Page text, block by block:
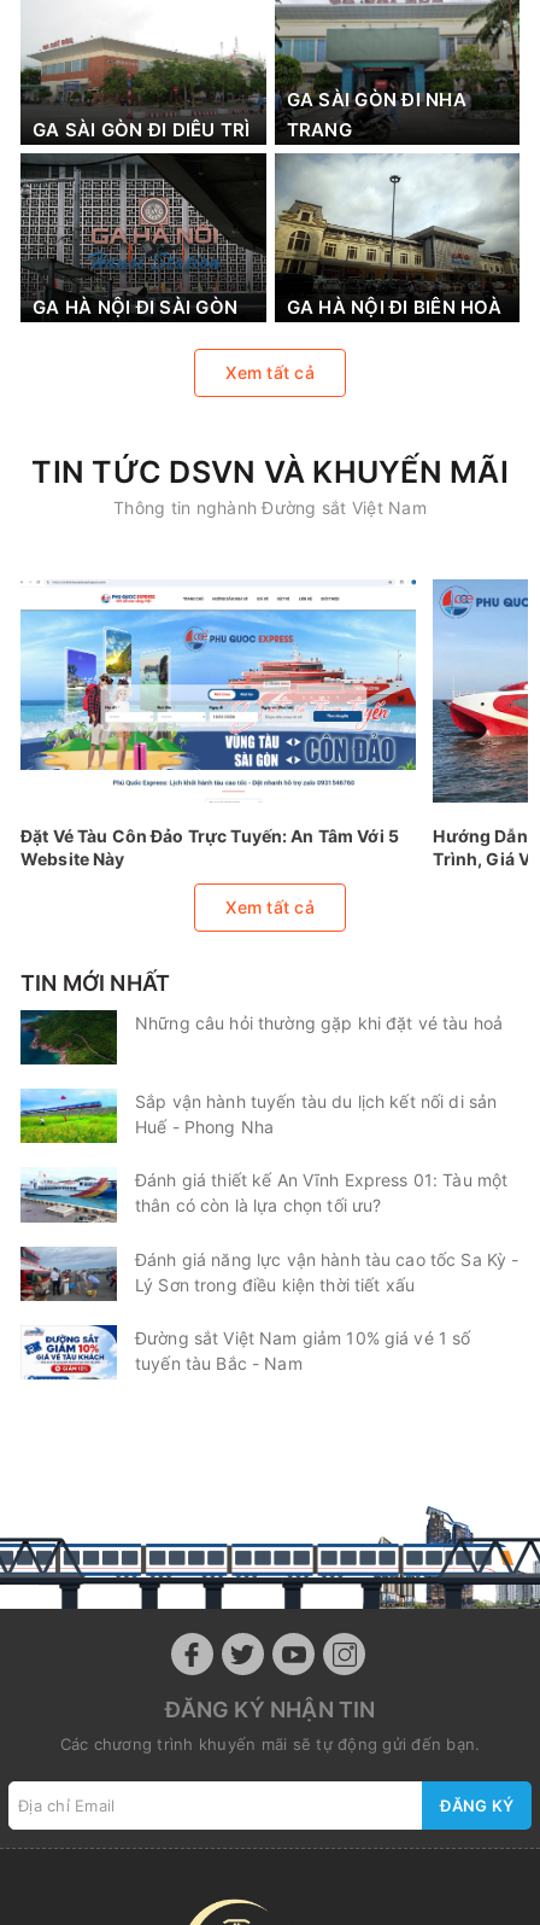
GA SÀI GÒN ĐI DIÊU TRÌ
GA SÀI GÒN ĐI NHA
TRANG
GA HÀ NỘI ĐI SÀI GÒN GA HÀ NỘI ĐI BIÊN HOÀ
Xem tất cả
TIN TỨC DSVN VÀ KHUYẾN MÃI
Thông tin nghành Đường sắt Việt Nam
Đặt Vé Tàu Côn Đảo Trực Tuyến: An Tâm Với 5
Website Này
Hướng Dẫn
Trình, Giá Vé
Xem tất cả
TIN MỚI NHẤT
Những câu hỏi thường gặp khi đặt vé tàu hoả
Sắp vận hành tuyến tàu du lịch kết nối di sản
Huế - Phong Nha
Đánh giá thiết kế An Vĩnh Express 01: Tàu một
thân có còn là lựa chọn tối ưu?
Đánh giá năng lực vận hành tàu cao tốc Sa Kỳ -
Lý Sơn trong điều kiện thời tiết xấu
Đường sắt Việt Nam giảm 10% giá vé 1 số
tuyến tàu Bắc - Nam
ĐĂNG KÝ NHẬN TIN
Các chương trình khuyến mãi sẽ tự động gửi đến bạn.
ĐĂNG KÝ